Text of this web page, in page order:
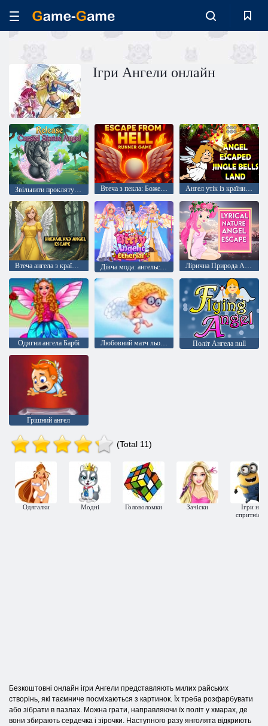
Ігри Ангели онлайн
Звільнити прокляту статую ангела Втеча з пекла: Божевільний бігун Ангел утік із країни дзвіночків
Втеча ангела з країни мрій Дівча мода: ангельський стиль Лірична Природа Ангел Втеча
Одягни ангела Барбі Любовний матч льодяника Політ Ангела null
Грішний ангел
(Total 11)
Одягалки Модні Головоломки Зачіски
Ігри на
спритність
Безкоштовні онлайн ігри Ангели представляють милих райських
створінь, які таємниче посміхаються з картинок. Їх треба розфарбувати
або зібрати в пазлах. Можна грати, направляючи їх політ у хмарах, де
вони збирають сердечка і зірочки. Наступного разу янголята відкриють